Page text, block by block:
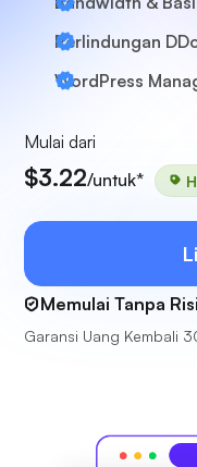
Perlindungan
WordPress
Mulai dari
$3.22/untuk*
Memulai Tanpa
Garansi Uang Kembali